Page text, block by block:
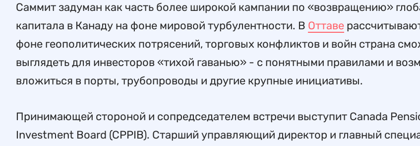
Саммит задуман как часть более широкой кампании по «возвращению»
капитала в Канаду на фоне мировой турбулентности. В Оттаве
фоне геополитических потрясений, торговых конфликтов и войн страна
выглядеть для инвесторов «тихой гаванью» - с понятными правилами и
вложиться в порты, трубопроводы и другие крупные инициативы.
Принимающей стороной и сопредседателем встречи выступит Canada
Investment Board (CPPIB). Старший управляющий директор и главный